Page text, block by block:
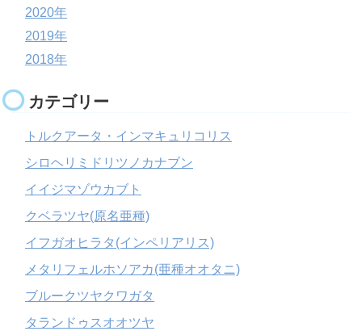
2020年
2019年
2018年
カテゴリー
トルクアータ・インマキュリコリス
シロヘリミドリツノカナブン
イイジマゾウカブト
クベラツヤ(原名亜種)
イフガオヒラタ(インペリアリス)
メタリフェルホソアカ(亜種オオタニ)
ブルークツヤクワガタ
タランドゥスオオツヤ